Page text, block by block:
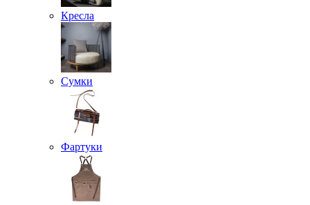
Кресла
Сумки
Фартуки